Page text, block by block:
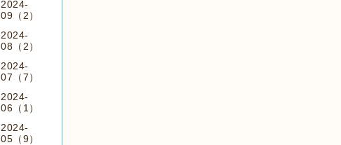
2024-
09（2）
2024-
08（2）
2024-
07（7）
2024-
06（1）
2024-
05（9）